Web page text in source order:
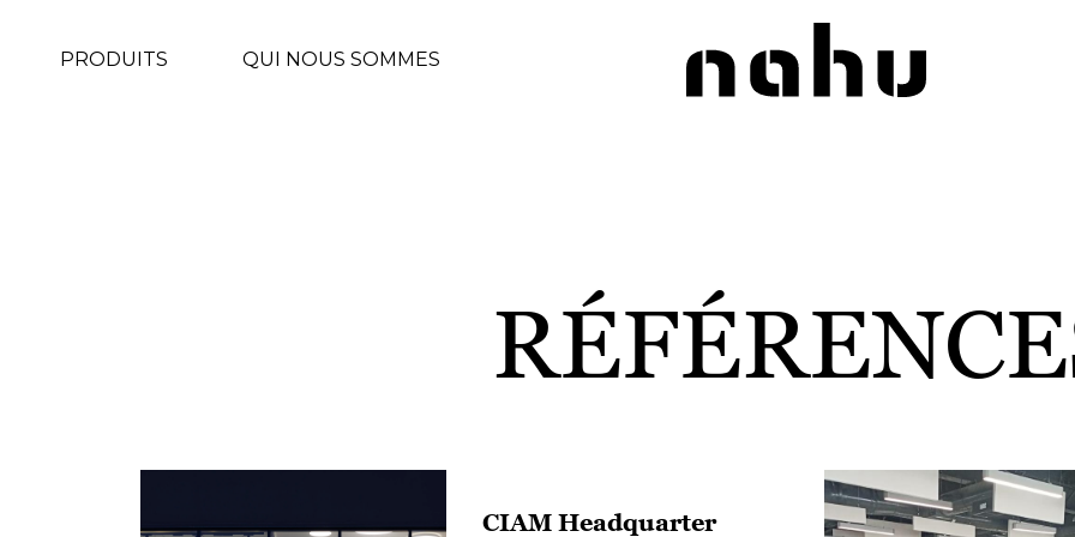
PRODUITS QUI NOUS SOMMES
CIAM Headquarter